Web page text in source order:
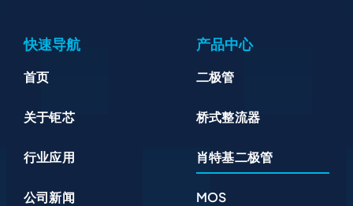
快速导航
首页
关于钜芯
行业应用
公司新闻
产品中心
二极管
桥式整流器
肖特基二极管
MOS